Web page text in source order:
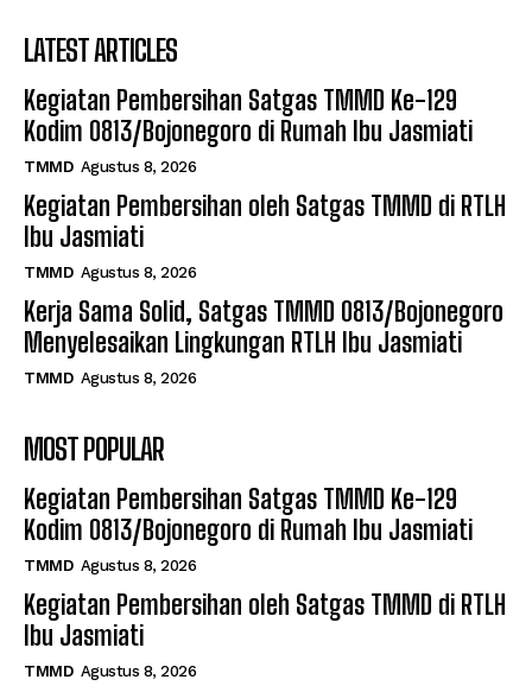
LATEST ARTICLES
Kegiatan Pembersihan Satgas TMMD Ke-129
Kodim 0813/Bojonegoro di Rumah Ibu Jasmiati
TMMD Agustus 8, 2026
Kegiatan Pembersihan oleh Satgas TMMD di RTLH
Ibu Jasmiati
TMMD Agustus 8, 2026
Kerja Sama Solid, Satgas TMMD 0813/Bojonegoro
Menyelesaikan Lingkungan RTLH Ibu Jasmiati
TMMD Agustus 8, 2026
MOST POPULAR
Kegiatan Pembersihan Satgas TMMD Ke-129
Kodim 0813/Bojonegoro di Rumah Ibu Jasmiati
TMMD Agustus 8, 2026
Kegiatan Pembersihan oleh Satgas TMMD di RTLH
Ibu Jasmiati
TMMD Agustus 8, 2026